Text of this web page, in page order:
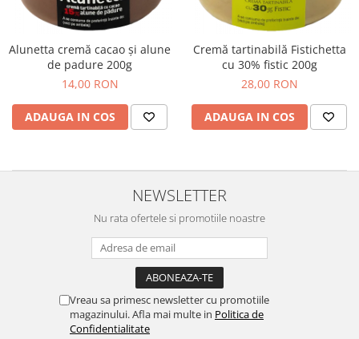
Cozo-Bun
Cozonac Cadou
Cozonac cu Unt
Cozonac Royal
Cozonac Mos Craciun
Cozonac Duofino
Cozonac Imperial
Creme tartinabile
Prajituri artizanale
Chec cu iaurt
Alunetta cremă cacao și alune
de padure 200g
14,00 RON
ADAUGA IN COS
Cremă tartinabilă Fistichetta
cu 30% fistic 200g
28,00 RON
ADAUGA IN COS
NEWSLETTER
Nu rata ofertele si promotiile noastre
Vreau sa primesc newsletter cu promotiile
magazinului. Afla mai multe in Politica de
Confidentialitate